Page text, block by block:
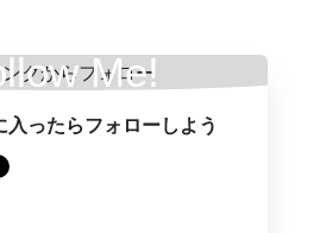
Me!
入ったらフォローしよう